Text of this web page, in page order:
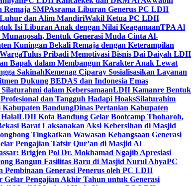
Remaja SMPAsrama Liburan Generus PC LDII
dan Alim MandiriWakil Ketua PC LDII
Isi Liburan Anak dengan Nilai KeagamaanTPA Al
Bentuk Generasi Muda Cinta Al-
Kuningan Bekali Remaja dengan Keterampilan
Tulus Pribadi Memotivasi Bisnis Dai Daiyah LDII
Bapak dalam Membangun Karakter Anak Lewat
SakinahKemenag Ciparay Sosialisasikan Layanan
Dukung BEDAS dan Indonesia Emas
dalam KebersamaanLDII Kamanre Bentuk
dan Tangguh Hadapi HoaksSilaturahim
BandungDinas Pertanian Kabupaten
LDII Kota Bandung Gelar Bootcamp Thoharoh,
Barat Laksanakan Aksi Kebersihan di Masjid
Tingkatkan Wawasan Kebangsaan Generasi
Pengajian Tafsir Qur’an di Masjid Al
Brigjen Pol Dr. Mokhamad Ngajib Apresiasi
Bangun Fasilitas Baru di Masjid Nurul AhyaPC
Generasi Penerus oleh PC LDII
Pengajian Akhir Tahun untuk Generasi